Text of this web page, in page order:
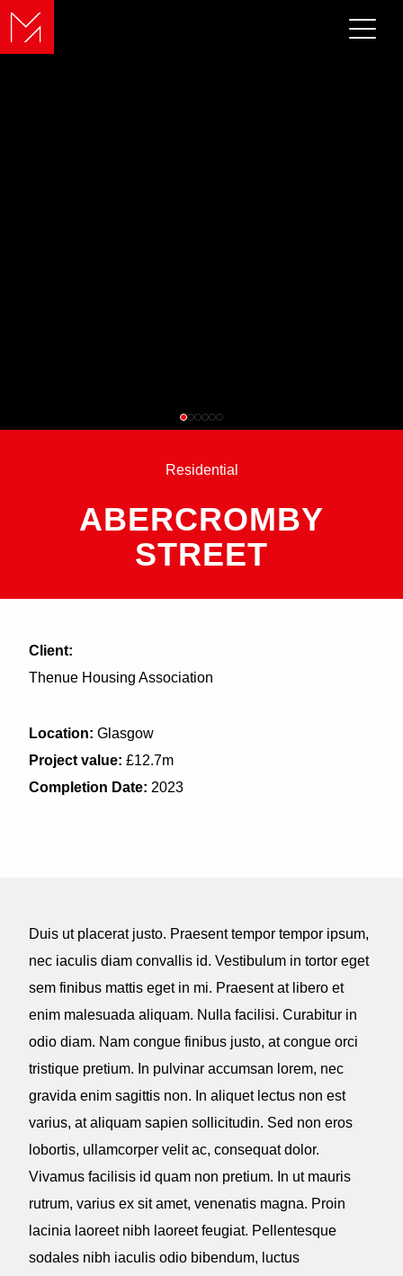
Residential
ABERCROMBY
STREET
Client:
Thenue Housing Association
Location: Glasgow
Project value: £12.7m
Completion Date: 2023
Duis ut placerat justo. Praesent tempor tempor ipsum,
nec iaculis diam convallis id. Vestibulum in tortor eget
sem finibus mattis eget in mi. Praesent at libero et
enim malesuada aliquam. Nulla facilisi. Curabitur in
odio diam. Nam congue finibus justo, at congue orci
tristique pretium. In pulvinar accumsan lorem, nec
gravida enim sagittis non. In aliquet lectus non est
varius, at aliquam sapien sollicitudin. Sed non eros
lobortis, ullamcorper velit ac, consequat dolor.
Vivamus facilisis id quam non pretium. In ut mauris
rutrum, varius ex sit amet, venenatis magna. Proin
lacinia laoreet nibh laoreet feugiat. Pellentesque
sodales nibh iaculis odio bibendum, luctus